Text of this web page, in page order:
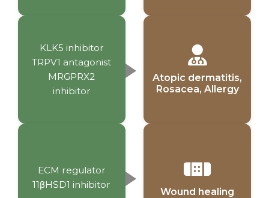
KLK5 inhibitor
TRPV1 antagonist
MRGPRX2
inhibitor
Atopic dermatitis,
Rosacea, Allergy
ECM regulator
11βHSD1 inhibitor
Wound healing